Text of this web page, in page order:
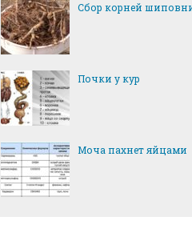
Сбор корней
Почки у кур
Моча пахнет яйцами